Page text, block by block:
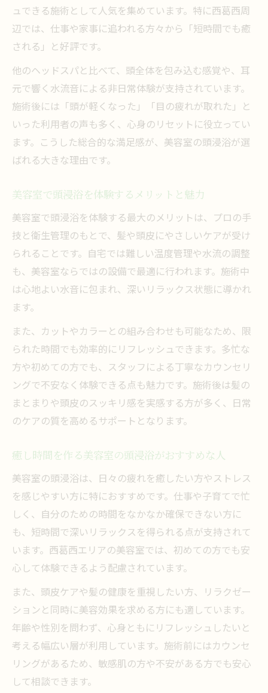
間
疲れを癒す美容室頭浸浴の新しい楽しみ方
美容室選びで重視したい頭浸浴の安心感
安心して美容室頭浸浴を体験するための選
び方
美容室頭浸浴が初めての方も安心できる理
由
プライベート空間で受ける美容室の頭浸浴
体験
度
心地よい頭浸浴で得られるリラックス効果
リラックス重視の美容室頭浸浴を体験しよ
頭浸浴が美容室の人気リラクゼーション施
美容室頭浸浴のリピートしたくなる魅力と
は
自分に合う美容室で頭浸浴の魅力を再発見
イント
自分にぴったりな美容室頭浸浴体験の探し
方
美容室で満足度を高める頭浸浴の選択基準
美容室の頭浸浴で叶う理想のリラクゼーシ
ョン
口コミで話題の美容室頭浸浴をチェックし
よう
ュできる施術として人気を集めています。特に西葛西周
辺では、仕事や家事に追われる方々から「短時間でも癒
される」と好評です。
他のヘッドスパと比べて、頭全体を包み込む感覚や、耳
元で響く水流音による非日常体験が支持されています。
施術後には「頭が軽くなった」「目の疲れが取れた」と
いった利用者の声も多く、心身のリセットに役立ってい
ます。こうした総合的な満足感が、美容室の頭浸浴が選
ばれる大きな理由です。
美容室で頭浸浴を体験するメリットと魅力
美容室で頭浸浴を体験する最大のメリットは、プロの手
技と衛生管理のもとで、髪や頭皮にやさしいケアが受け
られることです。自宅では難しい温度管理や水流の調整
も、美容室ならではの設備で最適に行われます。施術中
は心地よい水音に包まれ、深いリラックス状態に導かれ
ます。
また、カットやカラーとの組み合わせも可能なため、限
られた時間でも効率的にリフレッシュできます。多忙な
方や初めての方でも、スタッフによる丁寧なカウンセリ
ングで不安なく体験できる点も魅力です。施術後は髪の
まとまりや頭皮のスッキリ感を実感する方が多く、日常
のケアの質を高めるサポートとなります。
癒し時間を作る美容室の頭浸浴がおすすめな人
美容室の頭浸浴は、日々の疲れを癒したい方やストレス
を感じやすい方に特におすすめです。仕事や子育てで忙
しく、自分のための時間をなかなか確保できない方に
も、短時間で深いリラックスを得られる点が支持されて
います。西葛西エリアの美容室では、初めての方でも安
心して体験できるよう配慮されています。
また、頭皮ケアや髪の健康を重視したい方、リラクゼー
ションと同時に美容効果を求める方にも適しています。
年齢や性別を問わず、心身ともにリフレッシュしたいと
考える幅広い層が利用しています。施術前にはカウンセ
リングがあるため、敏感肌の方や不安がある方でも安心
して相談できます。